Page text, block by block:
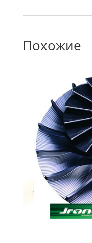
Похожие